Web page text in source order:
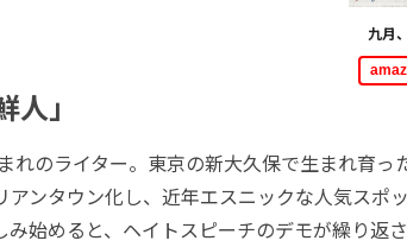
九月
」
のライター。東京の新大久保で生まれ育っ
ンタウン化し、近年エスニックな人気スポ
始めると、ヘイトスピーチのデモが繰り返